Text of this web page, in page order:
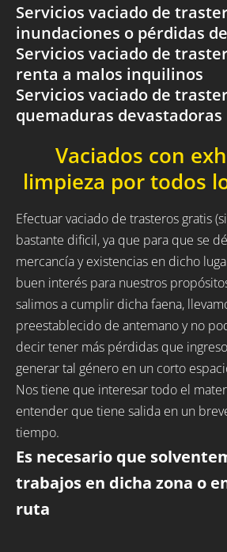
Servicios vaciado de
inundaciones o pérdidas
Servicios vaciado de
renta a malos inquilinos
Servicios vaciado de
quemaduras devastadoras
Vaciados con
limpieza por todos
Efectuar vaciado de trasteros gratis
bastante dificil, ya que para que se
mercancía y existencias en dicho
buen interés para nuestros
salimos a cumplir dicha faena,
preestablecido de antemano y no
decir tener más pérdidas que
generar tal género en un corto
Nos tiene que interesar todo el
entender que tiene salida en un
tiempo.
Es necesario que
trabajos en dicha zona o
ruta